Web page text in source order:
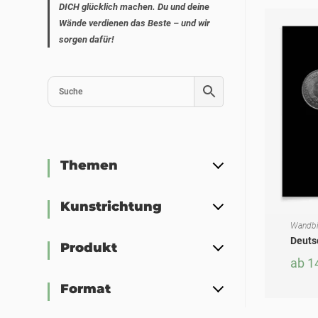
ab
DICH glücklich machen. Du und deine
Wände verdienen das Beste – und wir
sorgen dafür!
Themen
Kunstrichtung
Produkt
Format